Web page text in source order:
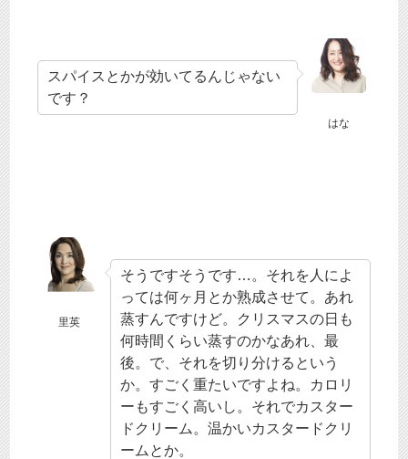
はな
スパイスとかが効いてるんじゃない
です？
里英
そうですそうです…。それを人によ
っては何ヶ月とか熟成させて。あれ
蒸すんですけど。クリスマスの日も
何時間くらい蒸すのかなあれ、最
後。で、それを切り分けるという
か。すごく重たいですよね。カロリ
ーもすごく高いし。それでカスター
ドクリーム。温かいカスタードクリ
ームとか。